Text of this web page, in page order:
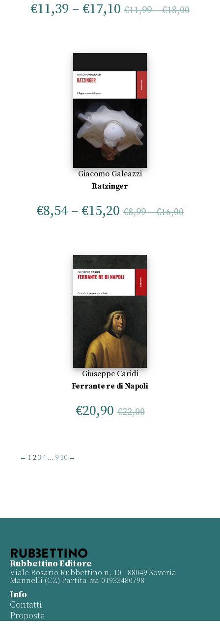
€11,39 – €17,10 €11,99–€18,00
Giacomo Galeazzi
Ratzinger
€8,54 – €15,20 €8,99–€16,00
Giuseppe Caridi
Ferrante re di Napoli
€20,90 €22,00
← 1 23 4 … 9 10 →
Rubbettino Editore
Viale Rosario Rubbettino n. 10 - 88049 Soveria
Mannelli (CZ) Partita Iva 01933480798
Info
Contatti
Proposte